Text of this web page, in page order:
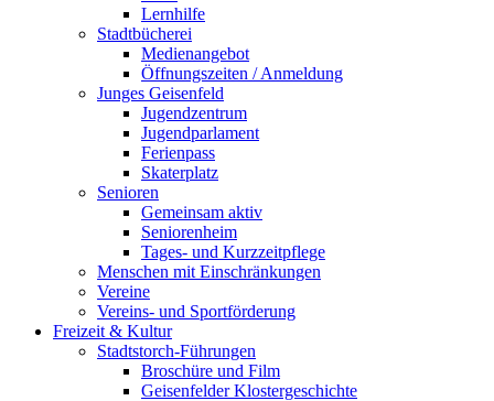
Lernhilfe
Stadtbücherei
Medienangebot
Öffnungszeiten / Anmeldung
Junges Geisenfeld
Jugendzentrum
Jugendparlament
Ferienpass
Skaterplatz
Senioren
Gemeinsam aktiv
Seniorenheim
Tages- und Kurzzeitpflege
Menschen mit Einschränkungen
Vereine
Vereins- und Sportförderung
Freizeit & Kultur
Stadtstorch-Führungen
Broschüre und Film
Geisenfelder Klostergeschichte